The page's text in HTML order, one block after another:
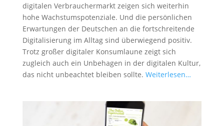
digitalen Verbrauchermarkt zeigen sich weiterhin
hohe Wachstumspotenziale. Und die persönlichen
Erwartungen der Deutschen an die fortschreitende
Digitalisierung im Alltag sind überwiegend positiv.
Trotz großer digitaler Konsumlaune zeigt sich
zugleich auch ein Unbehagen in der digitalen Kultur,
das nicht unbeachtet bleiben sollte. Weiterlesen…